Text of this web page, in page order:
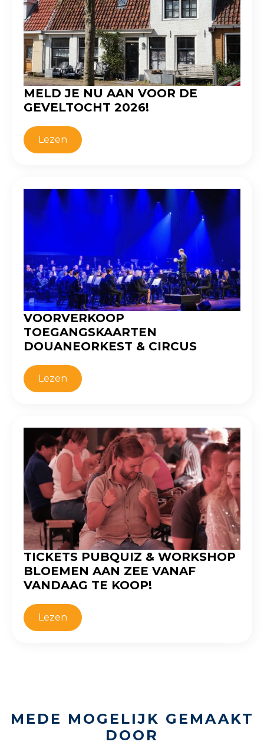
MELD JE NU AAN VOOR DE
GEVELTOCHT 2026!
Lezen
VOORVERKOOP
TOEGANGSKAARTEN
DOUANEORKEST & CIRCUS
Lezen
TICKETS PUBQUIZ & WORKSHOP
BLOEMEN AAN ZEE VANAF
VANDAAG TE KOOP!
Lezen
MEDE MOGELIJK GEMAAKT
DOOR